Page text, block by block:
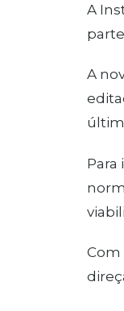
A
A
Para
Com